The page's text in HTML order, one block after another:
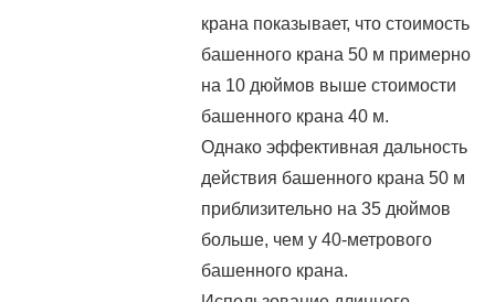
крана показывает, что стоимость
башенного крана 50 м примерно
на 10 дюймов выше стоимости
башенного крана 40 м.
Однако эффективная дальность
действия башенного крана 50 м
приблизительно на 35 дюймов
больше, чем у 40-метрового
башенного крана.